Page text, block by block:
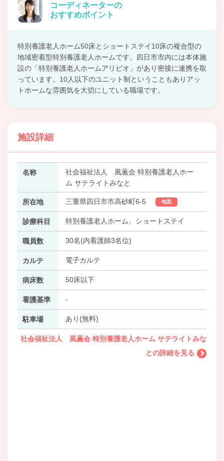
コーディネーターの
おすすめポイント
特別養護老人ホーム50床とショートステイ10床の複合型の
地域密着型特別養護老人ホームです。四日市市内には本体施
設の「特別養護老人ホームアリビオ」があり密接に連携を取
っています。10人以下のユニット制ということもありアッ
トホームな雰囲気を大切にしている職場です。
施設詳細
名称
社会福祉法人 風薫会 特別養護老人ホー
ム サテライトみなと
所在地 三重県四日市市高砂町6-5 地図
診療科目 特別養護老人ホーム、ショートステイ
職員数 30名(内看護師3名位)
カルテ 電子カルテ
病床数 50床以下
看護基準 -
駐車場 あり(無料)
社会福祉法人 風薫会 特別養護老人ホーム サテライトみな
との詳細を見る